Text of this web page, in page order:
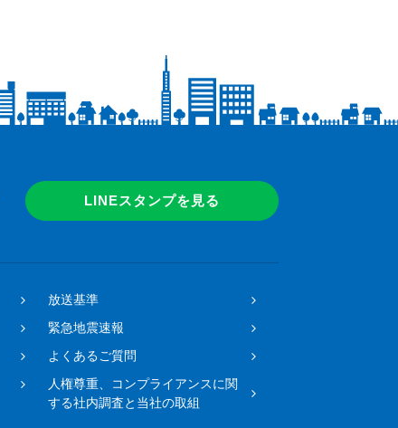
LINEスタンプを見る
放送基準
緊急地震速報
よくあるご質問
人権尊重、コンプライアンスに関
する社内調査と当社の取組